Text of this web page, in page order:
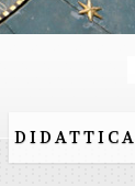
DIDATTICA